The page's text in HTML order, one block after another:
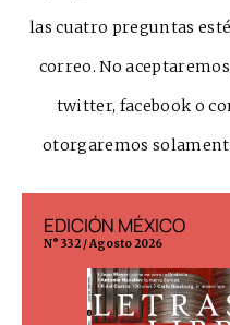
las cuatro preguntas
correo. No
twitter, facebook o
otorgaremos
EDICIÓN MÉXICO
N° 332 / Agosto 2026